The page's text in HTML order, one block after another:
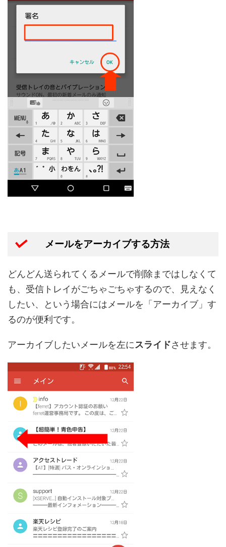
メールをアーカイブする方法
どんどん送られてくるメールで削除まではしなくて
も、受信トレイがごちゃごちゃするので、見えなく
したい、という場合にはメールを「アーカイブ」す
るのが便利です。
アーカイブしたいメールを左にスライドさせます。